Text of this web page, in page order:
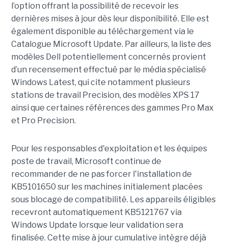
l’option offrant la possibilité de recevoir les
dernières mises à jour dès leur disponibilité. Elle est
également disponible au téléchargement via le
Catalogue Microsoft Update. Par ailleurs, la liste des
modèles Dell potentiellement concernés provient
d’un recensement effectué par le média spécialisé
Windows Latest, qui cite notamment plusieurs
stations de travail Precision, des modèles XPS 17
ainsi que certaines références des gammes Pro Max
et Pro Precision.
Pour les responsables d'exploitation et les équipes
poste de travail, Microsoft continue de
recommander de ne pas forcer l'installation de
KB5101650 sur les machines initialement placées
sous blocage de compatibilité. Les appareils éligibles
recevront automatiquement KB5121767 via
Windows Update lorsque leur validation sera
finalisée. Cette mise à jour cumulative intègre déjà